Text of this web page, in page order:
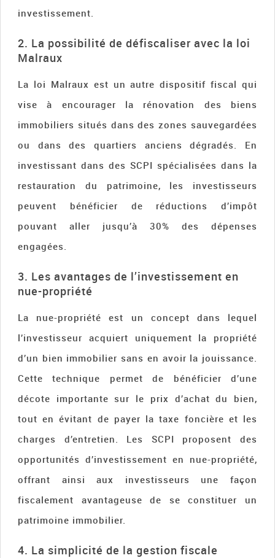
investissement.
2. La possibilité de défiscaliser avec la loi
Malraux
La loi Malraux est un autre dispositif fiscal qui
vise à encourager la rénovation des biens
immobiliers situés dans des zones sauvegardées
ou dans des quartiers anciens dégradés. En
investissant dans des SCPI spécialisées dans la
restauration du patrimoine, les investisseurs
peuvent bénéficier de réductions d’impôt
pouvant aller jusqu’à 30% des dépenses
engagées.
3. Les avantages de l’investissement en
nue-propriété
La nue-propriété est un concept dans lequel
l’investisseur acquiert uniquement la propriété
d’un bien immobilier sans en avoir la jouissance.
Cette technique permet de bénéficier d’une
décote importante sur le prix d’achat du bien,
tout en évitant de payer la taxe foncière et les
charges d’entretien. Les SCPI proposent des
opportunités d’investissement en nue-propriété,
offrant ainsi aux investisseurs une façon
fiscalement avantageuse de se constituer un
patrimoine immobilier.
4. La simplicité de la gestion fiscale